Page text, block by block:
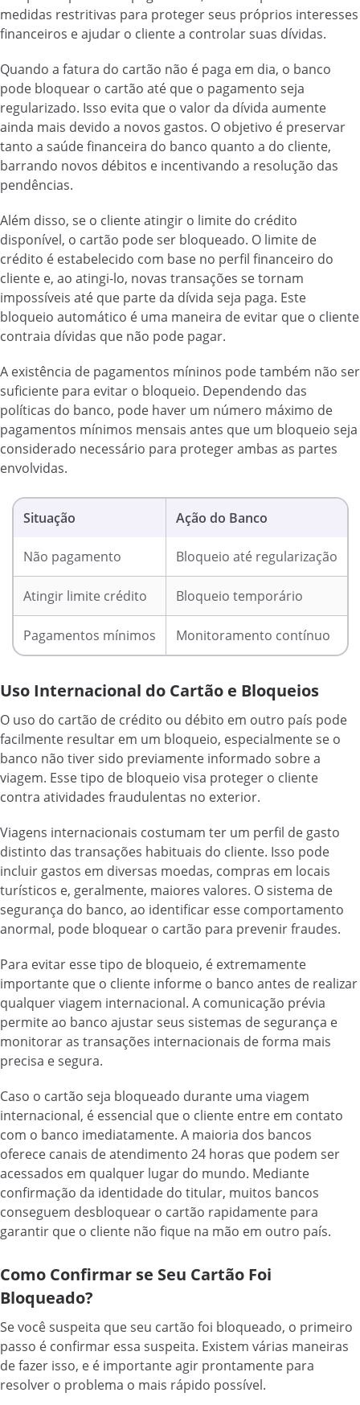
medidas restritivas para proteger seus próprios interesses
financeiros e ajudar o cliente a controlar suas dívidas.
Quando a fatura do cartão não é paga em dia, o banco
pode bloquear o cartão até que o pagamento seja
regularizado. Isso evita que o valor da dívida aumente
ainda mais devido a novos gastos. O objetivo é preservar
tanto a saúde financeira do banco quanto a do cliente,
barrando novos débitos e incentivando a resolução das
pendências.
Além disso, se o cliente atingir o limite do crédito
disponível, o cartão pode ser bloqueado. O limite de
crédito é estabelecido com base no perfil financeiro do
cliente e, ao atingi-lo, novas transações se tornam
impossíveis até que parte da dívida seja paga. Este
bloqueio automático é uma maneira de evitar que o cliente
contraia dívidas que não pode pagar.
A existência de pagamentos míninos pode também não ser
suficiente para evitar o bloqueio. Dependendo das
políticas do banco, pode haver um número máximo de
pagamentos mínimos mensais antes que um bloqueio seja
considerado necessário para proteger ambas as partes
envolvidas.
Situação Ação do Banco
Não pagamento Bloqueio até regularização
Atingir limite crédito Bloqueio temporário
Pagamentos mínimos Monitoramento contínuo
Uso Internacional do Cartão e Bloqueios
O uso do cartão de crédito ou débito em outro país pode
facilmente resultar em um bloqueio, especialmente se o
banco não tiver sido previamente informado sobre a
viagem. Esse tipo de bloqueio visa proteger o cliente
contra atividades fraudulentas no exterior.
Viagens internacionais costumam ter um perfil de gasto
distinto das transações habituais do cliente. Isso pode
incluir gastos em diversas moedas, compras em locais
turísticos e, geralmente, maiores valores. O sistema de
segurança do banco, ao identificar esse comportamento
anormal, pode bloquear o cartão para prevenir fraudes.
Para evitar esse tipo de bloqueio, é extremamente
importante que o cliente informe o banco antes de realizar
qualquer viagem internacional. A comunicação prévia
permite ao banco ajustar seus sistemas de segurança e
monitorar as transações internacionais de forma mais
precisa e segura.
Caso o cartão seja bloqueado durante uma viagem
internacional, é essencial que o cliente entre em contato
com o banco imediatamente. A maioria dos bancos
oferece canais de atendimento 24 horas que podem ser
acessados em qualquer lugar do mundo. Mediante
confirmação da identidade do titular, muitos bancos
conseguem desbloquear o cartão rapidamente para
garantir que o cliente não fique na mão em outro país.
Como Confirmar se Seu Cartão Foi
Bloqueado?
Se você suspeita que seu cartão foi bloqueado, o primeiro
passo é confirmar essa suspeita. Existem várias maneiras
de fazer isso, e é importante agir prontamente para
resolver o problema o mais rápido possível.